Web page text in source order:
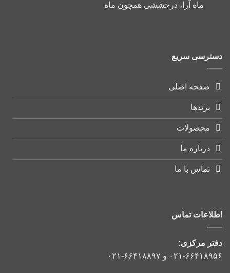
ماه آرا، درخششی همچون ماه
دسترسی سریع
صفحه اصلی
برندها
محصولات
درباره ما
تماس با ما
اطلاعات تماس
دفتر مرکزی:
۰۲۱-۶۶۴۱۸۹۵۶ و ۰۲۱-۶۶۴۱۸۸۹۷